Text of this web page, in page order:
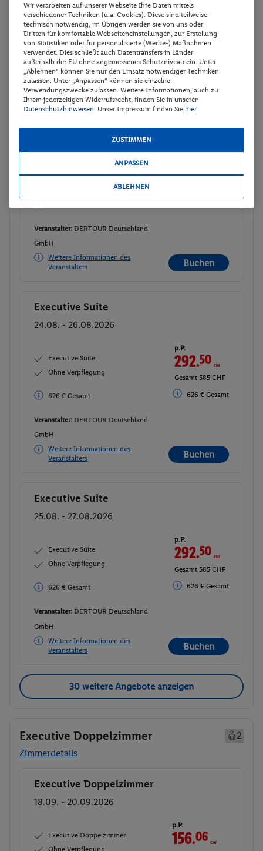
30 weitere Angebote anzeigen
Executive Suite
Zimmerdetails
Buchen
Executive Suite
Veranstalter: DERTOUR Deutschland
GmbH
Weitere Informationen des
Veranstalters
Buchen
Buchen
Executive Suite
24.08. - 26.08.2026
Executive Suite
Ohne Verpflegung
626 € Gesamt
p.P.
292.50CHF
Gesamt 585 CHF
626 € Gesamt
Veranstalter: DERTOUR Deutschland
GmbH
Weitere Informationen des
Veranstalters
Buchen
Buchen
Executive Suite
25.08. - 27.08.2026
Executive Suite
Ohne Verpflegung
626 € Gesamt
p.P.
292.50CHF
Gesamt 585 CHF
626 € Gesamt
Veranstalter: DERTOUR Deutschland
GmbH
Weitere Informationen des
Veranstalters
Buchen
30 weitere Angebote anzeigen
Executive Doppelzimmer
2
Zimmerdetails
Buchen
Executive Doppelzimmer
18.09. - 20.09.2026
Executive Doppelzimmer
Ohne Verpflegung
p.P.
156.06CHF
Wir verarbeiten auf unserer Webseite Ihre Daten mittels
verschiedener Techniken (u.a. Cookies). Diese sind teilweise
technisch notwendig, im Übrigen werden sie von uns oder
Dritten für komfortable Webseiteneinstellungen, zur Erstellung
von Statistiken oder für personalisierte (Werbe-) Maßnahmen
verwendet. Dies schließt auch Datentransfers in Länder
außerhalb der EU ohne angemessenes Schutzniveau ein. Unter
„Ablehnen“ können Sie nur den Einsatz notwendiger Techniken
zulassen. Unter „Anpassen“ können sie einzelne
Verwendungszwecke zulassen. Weitere Informationen, auch zu
Ihrem jederzeitigen Widerrufsrecht, finden Sie in unseren
Datenschutzhinweisen . Unser Impressum finden Sie hier.
ZUSTIMMEN
ANPASSEN
ABLEHNEN